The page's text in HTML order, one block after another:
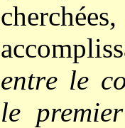
entre le
le